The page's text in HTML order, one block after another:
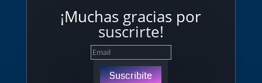
¡Muchas gracias por
suscrirte!
Suscribite